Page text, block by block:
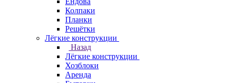
Колпаки
Планки
Решётки
Лёгкие конструкции
Назад
Лёгкие конструкции
Хозблоки
Аренда